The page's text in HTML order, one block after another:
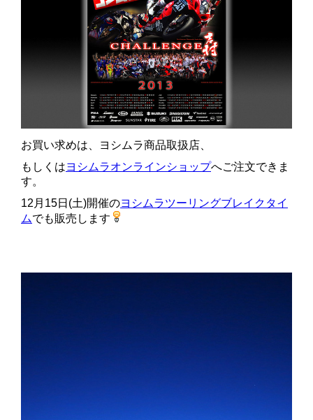
お買い求めは、ヨシムラ商品取扱店、
もしくはヨシムラオンラインショップへご注文できま
す。
12月15日(土)開催のヨシムラツーリングブレイクタイ
ムでも販売します